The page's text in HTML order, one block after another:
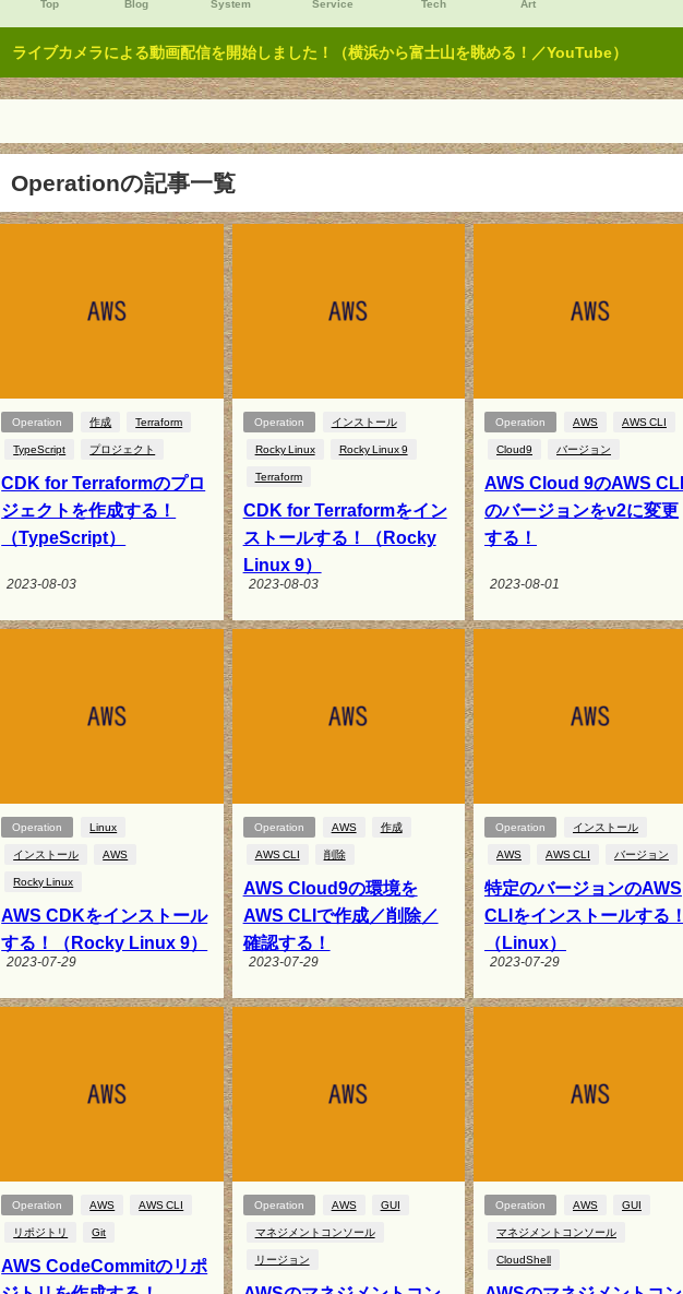
Top Blog System Service Tech Art
ライブカメラによる動画配信を開始しました！（横浜から富士山を眺める！／YouTube）
Operationの記事一覧
Operation 作成 Terraform
TypeScript プロジェクト
CDK for Terraformのプロ
ジェクトを作成する！
（TypeScript）
2023-08-03
Operation インストール
Rocky Linux Rocky Linux 9
Terraform
CDK for Terraformをイン
ストールする！（Rocky
Linux 9）
2023-08-03
Operation AWS AWS CLI
Cloud9 バージョン
AWS Cloud 9のAWS CLI
のバージョンをv2に変更
する！
2023-08-01
Operation Linux
インストール AWS
Rocky Linux
AWS CDKをインストール
する！（Rocky Linux 9）
2023-07-29
Operation AWS 作成
AWS CLI 削除
AWS Cloud9の環境を
AWS CLIで作成／削除／
確認する！
2023-07-29
Operation インストール
AWS AWS CLI バージョン
特定のバージョンのAWS
CLIをインストールする！
（Linux）
2023-07-29
Operation AWS AWS CLI
リポジトリ Git
AWS CodeCommitのリポ
Operation AWS GUI
マネジメントコンソール
リージョン
Operation AWS GUI
マネジメントコンソール
CloudShell